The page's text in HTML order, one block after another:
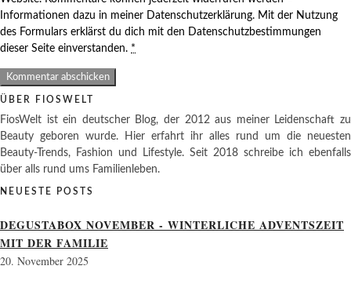
Informationen dazu in meiner Datenschutzerklärung. Mit der Nutzung
des Formulars erklärst du dich mit den Datenschutzbestimmungen
dieser Seite einverstanden. *
ÜBER FIOSWELT
FiosWelt ist ein deutscher Blog, der 2012 aus meiner Leidenschaft zu
Beauty geboren wurde. Hier erfahrt ihr alles rund um die neuesten
Beauty-Trends, Fashion und Lifestyle. Seit 2018 schreibe ich ebenfalls
über alls rund ums Familienleben.
NEUESTE POSTS
DEGUSTABOX NOVEMBER - WINTERLICHE ADVENTSZEIT
MIT DER FAMILIE
20. November 2025